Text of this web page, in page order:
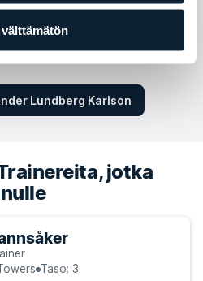
välttämätön
Ei saatavilla
Lundberg Karlson
jotka
Taso: 3